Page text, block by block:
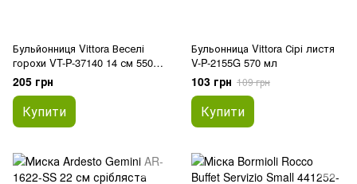
Бульйонниця Vittora Веселі
горохи VT-P-37140 14 см 550
мл
205 грн
Купити
Бульонница Vittora Сірі листя
V-P-2155G 570 мл
103 грн 109 грн
Купити